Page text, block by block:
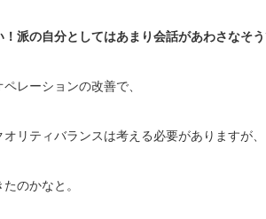
派の自分としてはあまり会話があわさなそう
レーションの改善で、
リティバランスは考える必要がありますが、
のかなと。